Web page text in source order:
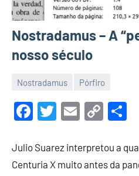
Nostradamus – A
nosso século
Nostradamus Pórfiro
de
maio
2022
Facebook
Twitter
Email
Copy
Julio Suarez interpretou a
Centuria X muito antes da